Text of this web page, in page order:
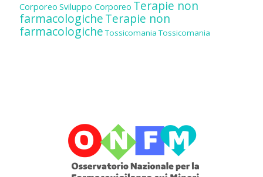
Corporeo Sviluppo Corporeo Terapie non
farmacologicheTerapie non
farmacologiche Tossicomania Tossicomania